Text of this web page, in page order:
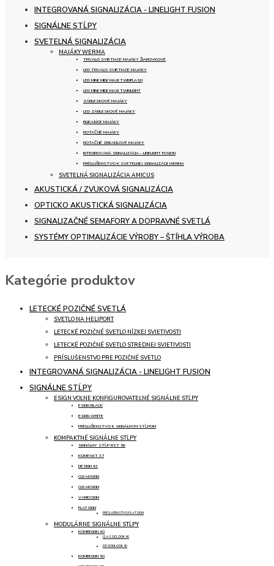
INTEGROVANÁ SIGNALIZÁCIA - LINELIGHT FUSION
SIGNÁLNE STĹPY
SVETELNÁ SIGNALIZÁCIA
MAJÁKY WERMA
TRVALO SVIETIACE MAJÁKY ŽIAROVKOVÉ
LED TRVALO SVIETIACE MAJÁKY
LED MINI/ MIDI/ MAXI TWINFLASH
LED MINI/ MIDI/ MAXI TWINLIGHT
ZÁBLESKOVÉ MAJÁKY
LED ZÁBLESKOVÉ MAJÁKY
BLIKAJÚCE MAJÁKY
ROTAČNÉ MAJÁKY
ROTAČNÉ ZRKADLOVÉ MAJÁKY
INTEGROVANÁ SIGNALIZÁCIA - LINELIGHT FUSION
PRÍSLUŠENSTVO K SVETELNEJ SIGNALIZÁCII WERMA
SVETELNÁ SIGNALIZÁCIA AMICUS
AKUSTICKÁ / ZVUKOVÁ SIGNALIZÁCIA
OPTICKO AKUSTICKÁ SIGNALIZÁCIA
SIGNALIZAČNÉ SEMAFORY A DOPRAVNÉ SVETLÁ
SYSTÉMY OPTIMALIZÁCIE VÝROBY – ŠTÍHLA VÝROBA
Kategórie produktov
LETECKÉ POZIČNÉ SVETLÁ
SVETLO NA HELIPORT
LETECKÉ POZIČNÉ SVETLO NÍZKEJ SVIETIVOSTI
LETECKÉ POZIČNÉ SVETLO STREDNEJ SVIETIVOSTI
PRÍSLUŠENSTVO PRE POZIČNÉ SVETLO
INTEGROVANÁ SIGNALIZÁCIA - LINELIGHT FUSION
SIGNÁLNE STĹPY
ESIGN VOĽNE KONFIGUROVATEĽNÉ SIGNÁLNE STĹPY
ESIGN BLACK
ESIGN WHITE
PRÍSLUŠENSTVO K SIGNÁLNYM STĹPOM
KOMPAKTNÉ SIGNÁLNE STĹPY
SIGNÁLNY STĹP RST 56
KOMPAKT 37
DESIGN 42
CLEANSIGN
CLEARSIGN
VARIOSIGN
FLATSIGN
PRÍSLUŠENSTVO FLATSIGN
MODULÁRNE SIGNÁLNE STĹPY
KOMBISIGN 40
CLASSICLOOK 40
DESIGNLOOK 40
KOMBISIGN 50